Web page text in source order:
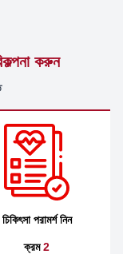
করুন
চিকিৎসা পরামর্শ নিন
ক্রম2